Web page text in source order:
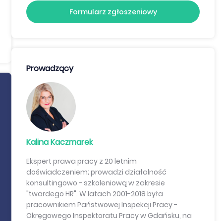
Formularz zgłoszeniowy
Prowadzący
Kalina Kaczmarek
Ekspert prawa pracy z 20 letnim
doświadczeniem; prowadzi działalność
konsultingowo - szkoleniową w zakresie
"twardego HR". W latach 2001-2018 była
pracownikiem Państwowej Inspekcji Pracy -
Okręgowego Inspektoratu Pracy w Gdańsku, na